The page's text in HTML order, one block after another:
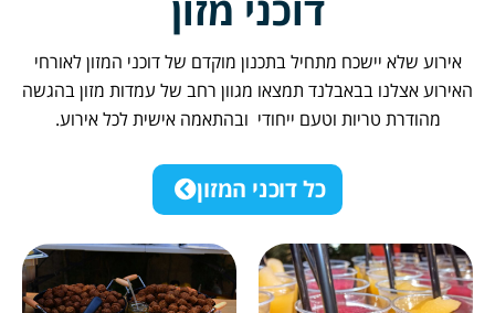
שלא יישכח מתחיל בתכנון מוקדם של דוכני המזון לאורחי
אצלנו בבאבלנד תמצאו מגוון רחב של עמדות מזון בהגשה
טריות וטעם ייחודי ובהתאמה אישית לכל אירוע.
כל דוכני המזון